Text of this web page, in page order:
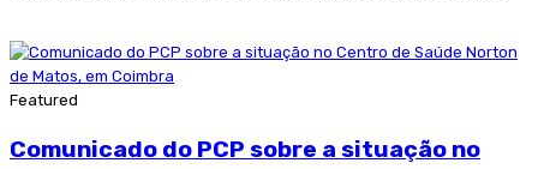
Featured
Comunicado do PCP sobre a situação no